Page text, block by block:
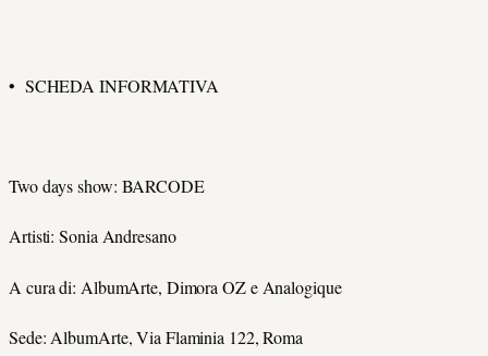
• SCHEDA INFORMATIVA
Two days show: BARCODE
Artisti: Sonia Andresano
A cura di: AlbumArte, Dimora OZ e Analogique
Sede: AlbumArte, Via Flaminia 122, Roma